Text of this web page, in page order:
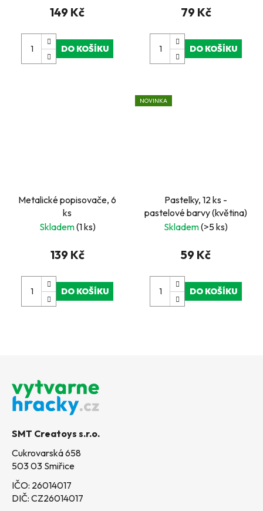
149 Kč
DO KOŠÍKU
79 Kč
DO KOŠÍKU
Metalické popisovače, 6
ks
Skladem(1 ks)
139 Kč
DO KOŠÍKU
NOVINKA
Pastelky, 12 ks -
pastelové barvy (květina)
Skladem(>5 ks)
59 Kč
DO KOŠÍKU
SMT Creatoys s.r.o.
Cukrovarská 658
503 03 Smiřice
IČO: 26014017
DIČ: CZ26014017